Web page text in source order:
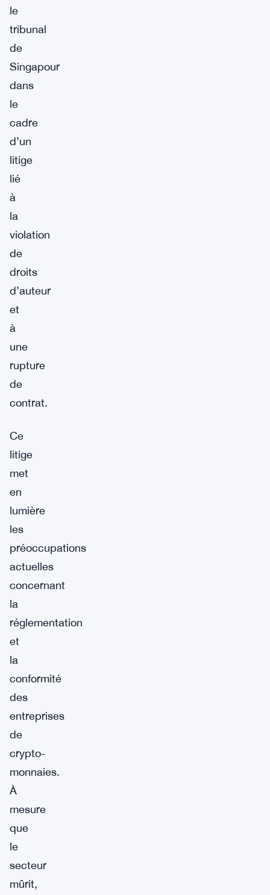
le
tribunal
de
Singapour
dans
le
cadre
d’un
litige
lié
à
la
violation
de
droits
d’auteur
et
à
une
rupture
de
contrat.
Ce
litige
met
en
lumière
les
préoccupations
actuelles
concernant
la
réglementation
et
la
conformité
des
entreprises
de
crypto-
monnaies.
À
mesure
que
le
secteur
mûrit,